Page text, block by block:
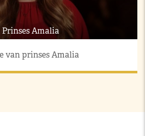
Prinses Amalia
van prinses Amalia